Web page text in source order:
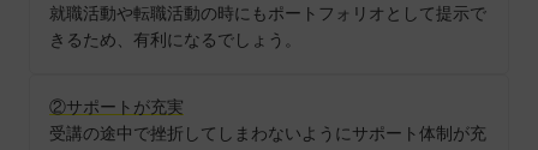
就職活動や転職活動の時にもポートフォリオとして提示で
きるため、有利になるでしょう。
②サポートが充実
受講の途中で挫折してしまわないようにサポート体制が充